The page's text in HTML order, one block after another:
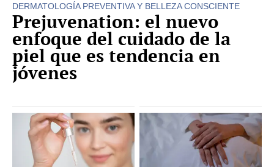
DERMATOLOGÍA PREVENTIVA Y BELLEZA CONSCIENTE
Prejuvenation: el nuevo
enfoque del cuidado de la
piel que es tendencia en
jóvenes